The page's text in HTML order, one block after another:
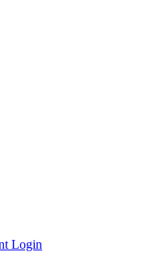
Login